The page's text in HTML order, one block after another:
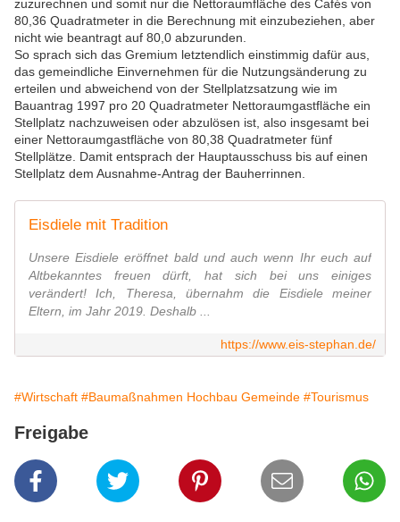
zuzurechnen und somit nur die Nettoraumfläche des Cafés von
80,36 Quadratmeter in die Berechnung mit einzubeziehen, aber
nicht wie beantragt auf 80,0 abzurunden.
So sprach sich das Gremium letztendlich einstimmig dafür aus,
das gemeindliche Einvernehmen für die Nutzungsänderung zu
erteilen und abweichend von der Stellplatzsatzung wie im
Bauantrag 1997 pro 20 Quadratmeter Nettoraumgastfläche ein
Stellplatz nachzuweisen oder abzulösen ist, also insgesamt bei
einer Nettoraumgastfläche von 80,38 Quadratmeter fünf
Stellplätze. Damit entsprach der Hauptausschuss bis auf einen
Stellplatz dem Ausnahme-Antrag der Bauherrinnen.
Eisdiele mit Tradition
Unsere Eisdiele eröffnet bald und auch wenn Ihr euch auf
Altbekanntes freuen dürft, hat sich bei uns einiges
verändert! Ich, Theresa, übernahm die Eisdiele meiner
Eltern, im Jahr 2019. Deshalb ...
https://www.eis-stephan.de/
#Wirtschaft #Baumaßnahmen Hochbau Gemeinde #Tourismus
Freigabe